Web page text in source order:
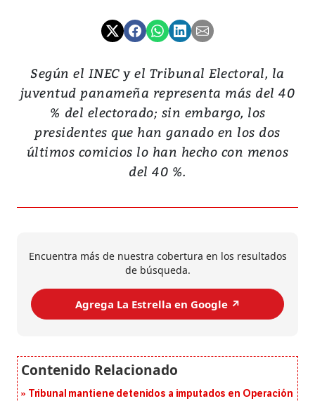
Según el INEC y el Tribunal Electoral, la
juventud panameña representa más del 40
% del electorado; sin embargo, los
presidentes que han ganado en los dos
últimos comicios lo han hecho con menos
del 40 %.
Encuentra más de nuestra cobertura en los resultados
de búsqueda.
Agrega La Estrella en Google ↗️
Tribunal mantiene detenidos a imputados en Operación